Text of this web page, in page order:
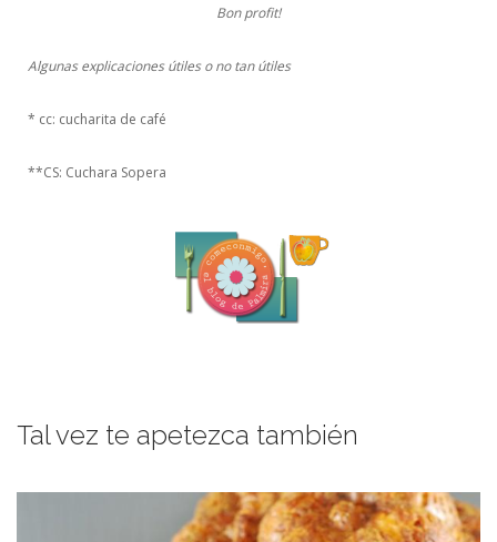
Bon profit!
Algunas explicaciones útiles o no tan útiles
* cc: cucharita de café
**CS: Cuchara Sopera
Tal vez te apetezca también